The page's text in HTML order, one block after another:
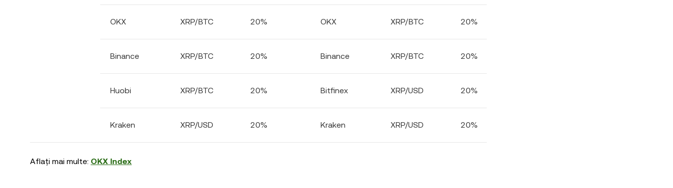
OKX XRP/BTC 20% OKX XRP/BTC 20%
Binance XRP/BTC 20% Binance XRP/BTC 20%
Huobi XRP/BTC 20% Bitfinex XRP/USD 20%
Kraken XRP/USD 20% Kraken XRP/USD 20%
Aflați mai multe: OKX Index